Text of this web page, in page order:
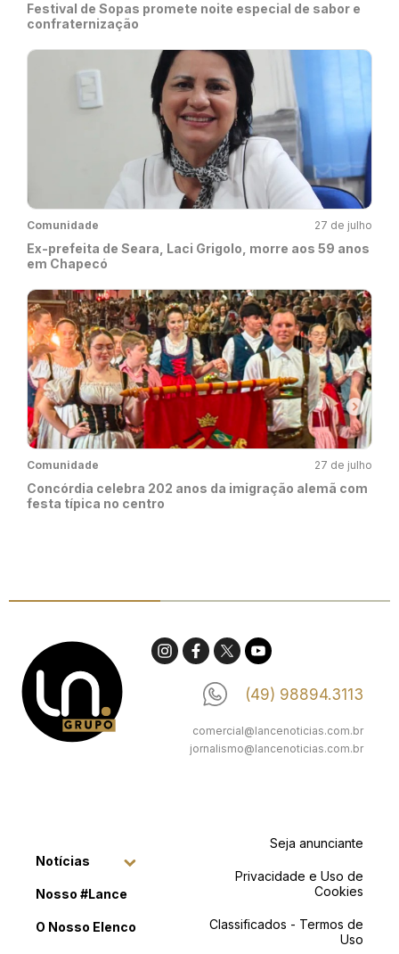
Festival de Sopas promete noite especial de sabor e
confraternização
Comunidade 27 de julho
Ex-prefeita de Seara, Laci Grigolo, morre aos 59 anos
em Chapecó
Comunidade 27 de julho
Concórdia celebra 202 anos da imigração alemã com
festa típica no centro
(49) 98894.3113
comercial@lancenoticias.com.br
jornalismo@lancenoticias.com.br
Notícias
Nosso #Lance
O Nosso Elenco
Seja anunciante
Privacidade e Uso de
Cookies
Classificados - Termos de
Uso